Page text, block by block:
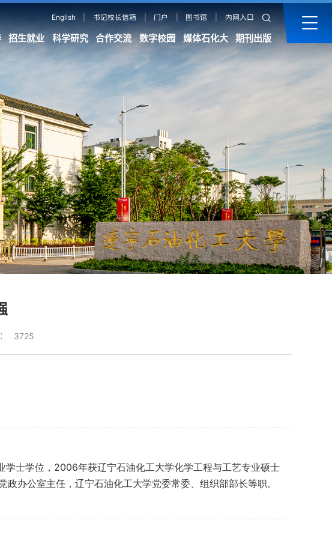
English 书记校长信箱 门户 图书馆 内网入口
招生就业 科学研究 合作交流 数字校园 媒体石化大 期刊出版
3725
士学位，2006年获辽宁石油化工大学化学工程与工艺专业硕士
办公室主任，辽宁石油化工大学党委常委、组织部部长等职。